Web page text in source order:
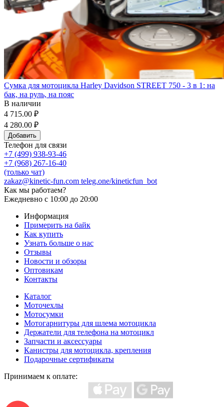
Сумка для мотоцикла Harley Davidson STREET 750 - 3 в 1: на
бак, на руль, на пояс
В наличии
4 715.00 ₽
4 280.00 ₽
Добавить
Телефон для связи
+7 (499) 938-93-46
+7 (968) 267-16-40
(только чат)
zakaz@kinetic-fun.com teleg.one/kineticfun_bot
Как мы работаем?
Ежедневно с 10:00 до 20:00
Информация
Примерить на байк
Как купить
Узнать больше о нас
Отзывы
Новости и обзоры
Оптовикам
Контакты
Каталог
Моточехлы
Мотосумки
Мотогарнитуры для шлема мотоцикла
Держатели для телефона на мотоцикл
Запчасти и аксессуары
Канистры для мотоцикла, крепления
Подарочные сертификаты
Принимаем к оплате: